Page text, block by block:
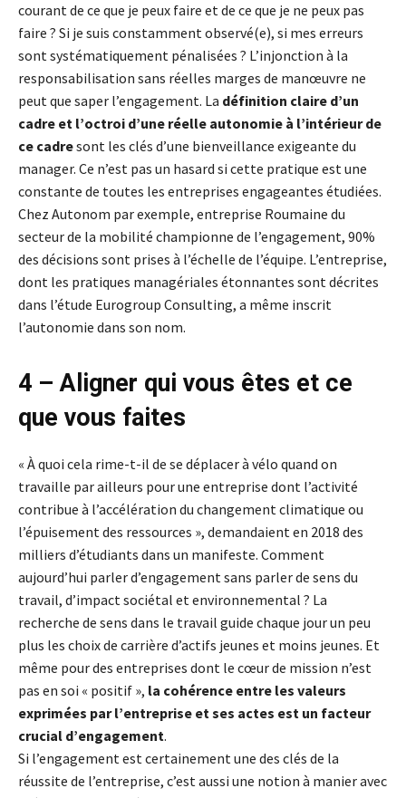
courant de ce que je peux faire et de ce que je ne peux pas
faire ? Si je suis constamment observé(e), si mes erreurs
sont systématiquement pénalisées ? L’injonction à la
responsabilisation sans réelles marges de manœuvre ne
peut que saper l’engagement. La définition claire d’un
cadre et l’octroi d’une réelle autonomie à l’intérieur de
ce cadresont les clés d’une bienveillance exigeante du
manager. Ce n’est pas un hasard si cette pratique est une
constante de toutes les entreprises engageantes étudiées.
Chez Autonom par exemple, entreprise Roumaine du
secteur de la mobilité championne de l’engagement, 90%
des décisions sont prises à l’échelle de l’équipe. L’entreprise,
dont les pratiques managériales étonnantes sont décrites
dans l’étude Eurogroup Consulting, a même inscrit
l’autonomie dans son nom.
4 – Aligner qui vous êtes et ce
que vous faites
« À quoi cela rime-t-il de se déplacer à vélo quand on
travaille par ailleurs pour une entreprise dont l’activité
contribue à l’accélération du changement climatique ou
l’épuisement des ressources », demandaient en 2018 des
milliers d’étudiants dans un manifeste. Comment
aujourd’hui parler d’engagement sans parler de sens du
travail, d’impact sociétal et environnemental ? La
recherche de sens dans le travail guide chaque jour un peu
plus les choix de carrière d’actifs jeunes et moins jeunes. Et
même pour des entreprises dont le cœur de mission n’est
pas en soi « positif », la cohérence entre les valeurs
exprimées par l’entreprise et ses actes est un facteur
crucial d’engagement.
Si l’engagement est certainement une des clés de la
réussite de l’entreprise, c’est aussi une notion à manier avec